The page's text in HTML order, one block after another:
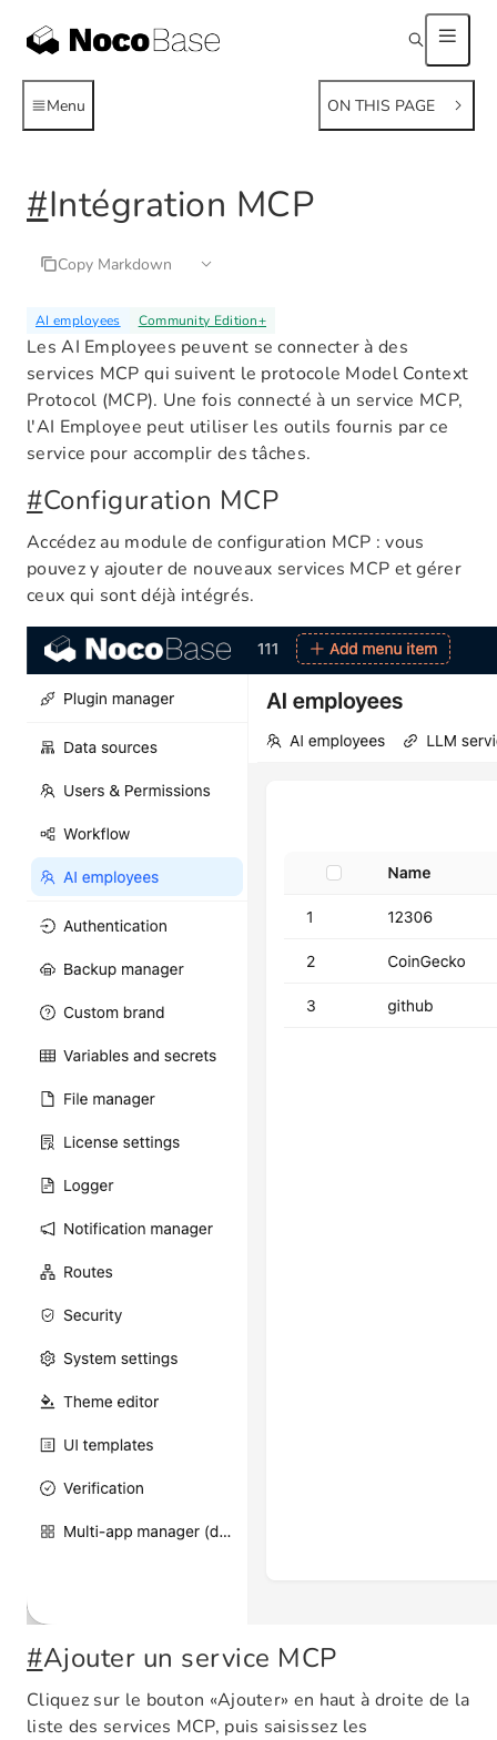
Menu ON THIS PAGE
#Intégration MCP
Copy Markdown
AI employees Community Edition+
Les AI Employees peuvent se connecter à des
services MCP qui suivent le protocole Model Context
Protocol (MCP). Une fois connecté à un service MCP,
l'AI Employee peut utiliser les outils fournis par ce
service pour accomplir des tâches.
#Configuration MCP
Accédez au module de configuration MCP : vous
pouvez y ajouter de nouveaux services MCP et gérer
ceux qui sont déjà intégrés.
#Ajouter un service MCP
Cliquez sur le bouton «Ajouter» en haut à droite de la
liste des services MCP, puis saisissez les